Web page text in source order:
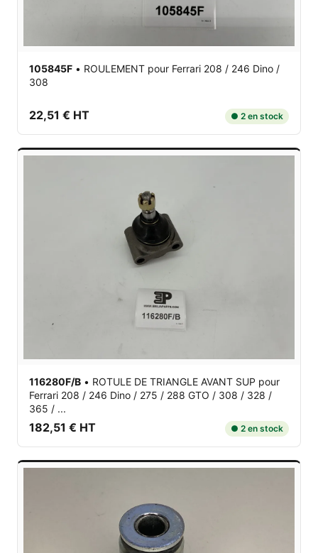
105845F • ROULEMENT pour Ferrari 208 / 246 Dino /
308
22,51 € HT ● 2 en stock
116280F/B • ROTULE DE TRIANGLE AVANT SUP pour
Ferrari 208 / 246 Dino / 275 / 288 GTO / 308 / 328 /
365 / ...
182,51 € HT ● 2 en stock